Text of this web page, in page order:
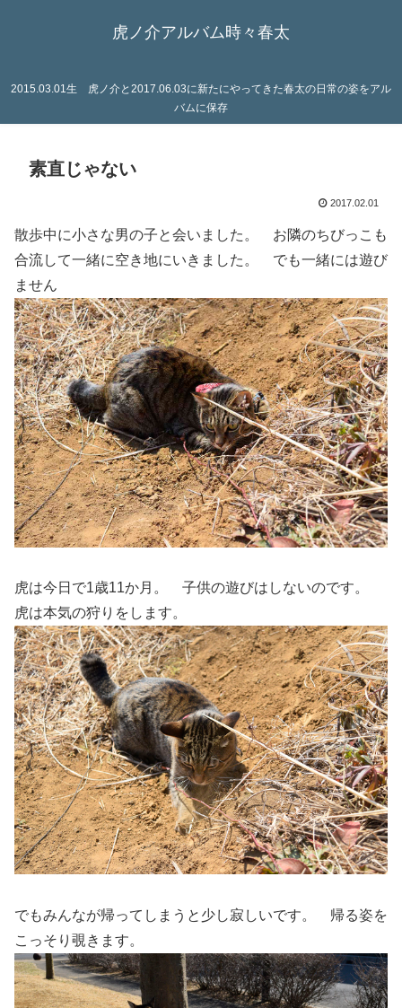
虎ノ介アルバム時々春太
2015.03.01生 虎ノ介と2017.06.03に新たにやってきた春太の日常の姿をアル
バムに保存
素直じゃない
2017.02.01
散歩中に小さな男の子と会いました。 お隣のちびっこも
合流して一緒に空き地にいきました。 でも一緒には遊び
ません
虎は今日で1歳11か月。 子供の遊びはしないのです。
虎は本気の狩りをします。
でもみんなが帰ってしまうと少し寂しいです。 帰る姿を
こっそり覗きます。